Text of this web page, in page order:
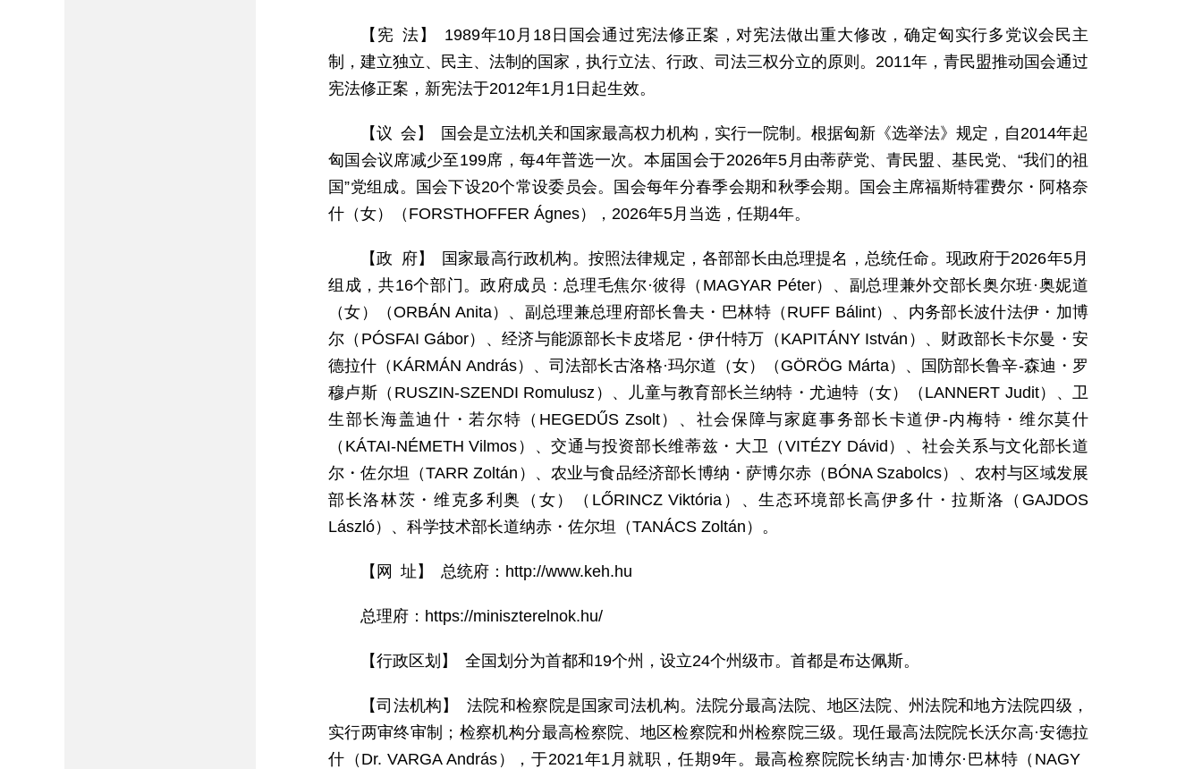
【宪 法】 1989年10月18日国会通过宪法修正案，对宪法做出重大修改，确定匈实行多党议会民主
制，建立独立、民主、法制的国家，执行立法、行政、司法三权分立的原则。2011年，青民盟推动国会通过
宪法修正案，新宪法于2012年1月1日起生效。
【议 会】 国会是立法机关和国家最高权力机构，实行一院制。根据匈新《选举法》规定，自2014年起
匈国会议席减少至199席，每4年普选一次。本届国会于2026年5月由蒂萨党、青民盟、基民党、“我们的祖
国”党组成。国会下设20个常设委员会。国会每年分春季会期和秋季会期。国会主席福斯特霍费尔・阿格奈
什（女）（FORSTHOFFER Ágnes），2026年5月当选，任期4年。
【政 府】 国家最高行政机构。按照法律规定，各部部长由总理提名，总统任命。现政府于2026年5月
组成，共16个部门。政府成员：总理毛焦尔·彼得（MAGYAR Péter）、副总理兼外交部长奥尔班·奥妮道
（女）（ORBÁN Anita）、副总理兼总理府部长鲁夫・巴林特（RUFF Bálint）、内务部长波什法伊・加博
尔（PÓSFAI Gábor）、经济与能源部长卡皮塔尼・伊什特万（KAPITÁNY István）、财政部长卡尔曼・安
德拉什（KÁRMÁN András）、司法部长古洛格·玛尔道（女）（GÖRÖG Márta）、国防部长鲁辛-森迪・罗
穆卢斯（RUSZIN-SZENDI Romulusz）、儿童与教育部长兰纳特・尤迪特（女）（LANNERT Judit）、卫
生部长海盖迪什・若尔特（HEGEDŰS Zsolt）、社会保障与家庭事务部长卡道伊-内梅特・维尔莫什
（KÁTAI-NÉMETH Vilmos）、交通与投资部长维蒂兹・大卫（VITÉZY Dávid）、社会关系与文化部长道
尔・佐尔坦（TARR Zoltán）、农业与食品经济部长博纳・萨博尔赤（BÓNA Szabolcs）、农村与区域发展
部长洛林茨・维克多利奥（女）（LŐRINCZ Viktória）、生态环境部长高伊多什・拉斯洛（GAJDOS
László）、科学技术部长道纳赤・佐尔坦（TANÁCS Zoltán）。
【网 址】 总统府：http://www.keh.hu
总理府：https://miniszterelnok.hu/
【行政区划】 全国划分为首都和19个州，设立24个州级市。首都是布达佩斯。
【司法机构】 法院和检察院是国家司法机构。法院分最高法院、地区法院、州法院和地方法院四级，
实行两审终审制；检察机构分最高检察院、地区检察院和州检察院三级。现任最高法院院长沃尔高·安德拉
什（Dr. VARGA András），于2021年1月就职，任期9年。最高检察院院长纳吉·加博尔·巴林特（NAGY